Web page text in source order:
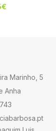
€
Marinho, 5
Anha